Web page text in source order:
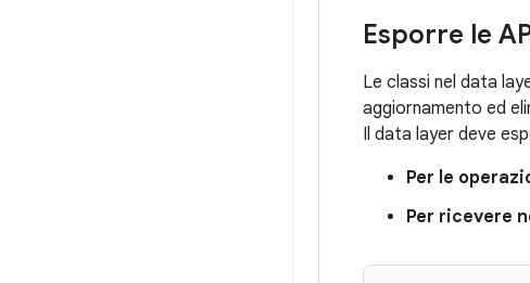
Esporre le
Le classi nel data
aggiornamento ed
Il data layer deve
Per le
Per ricevere